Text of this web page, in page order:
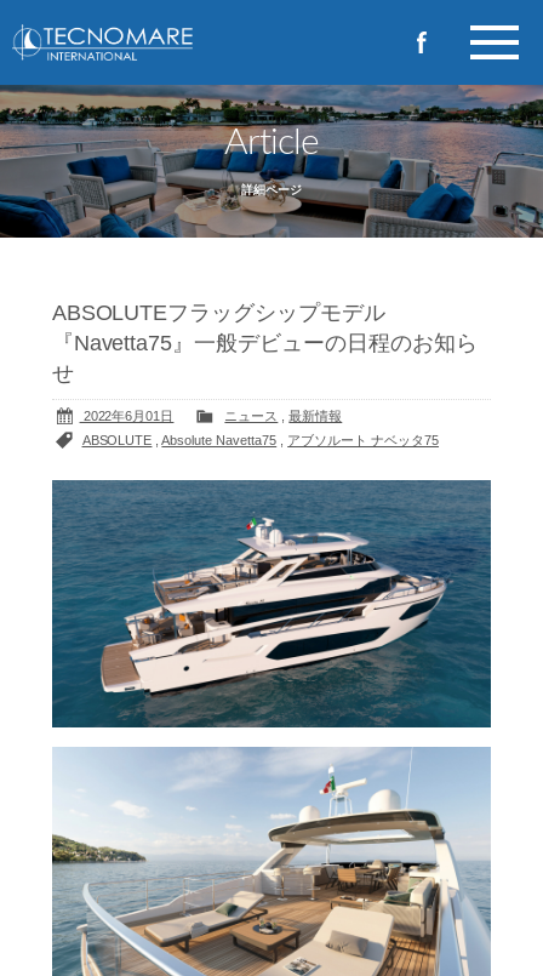
Article
詳細ページ
ABSOLUTEフラッグシップモデル
『Navetta75』一般デビューの日程のお知ら
せ
2022年6月01日 ニュース ,最新情報
ABSOLUTE ,Absolute Navetta75 アブソルート ナベッタ75